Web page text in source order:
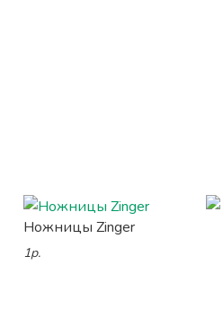
Ножницы Zinger
1р.